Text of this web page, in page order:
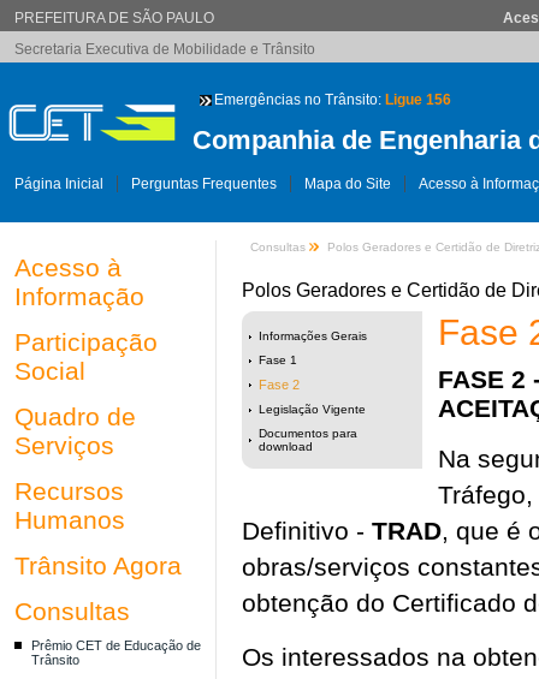
PREFEITURA DE SÃO PAULO
Secretaria Executiva de Mobilidade e Trânsito
Emergências no Trânsito: Ligue 156
Companhia de Engenharia
Página Inicial Perguntas Frequentes Mapa do Site Acesso à
Acesso à
Informação
Participação
Social
Quadro de
Serviços
Recursos
Humanos
Trânsito Agora
Consultas
Prêmio CET de Educação de
Trânsito
Consultas Polos Geradores e Certidão de
Polos Geradores e Certidão de
Informações Gerais
Fase 1
Fase 2
Legislação Vigente
Documentos para
download
Fase
FASE 2
Na
Definitivo - TRAD, que é
obras/serviços
obtenção do Certificado
Os interessados na